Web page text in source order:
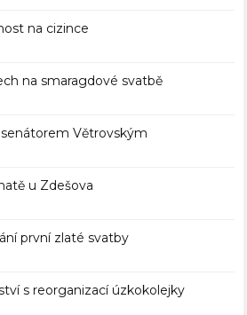
na cizince
na smaragdové svatbě
Větrovským
u Zdešova
první zlaté svatby
s reorganizací úzkokolejky